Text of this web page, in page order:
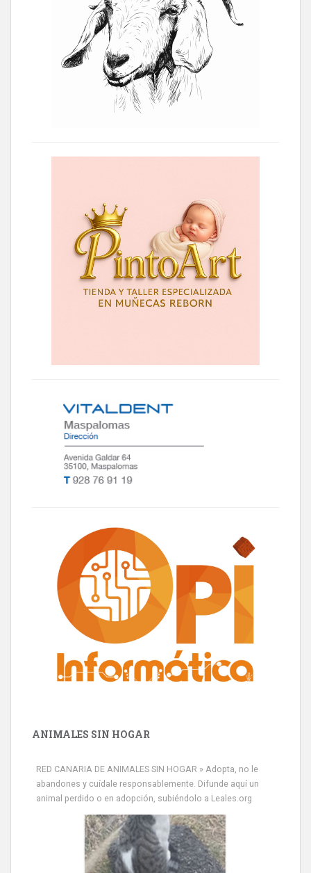
ANIMALES SIN HOGAR
RED CANARIA DE ANIMALES SIN HOGAR » Adopta, no le
abandones y cuídale responsablemente. Difunde aquí un
animal perdido o en adopción, subiéndolo a Leales.org